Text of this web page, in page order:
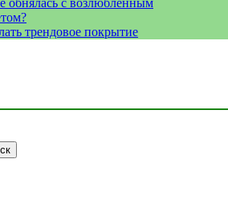
обнялась с возлюбленным
трендовое покрытие